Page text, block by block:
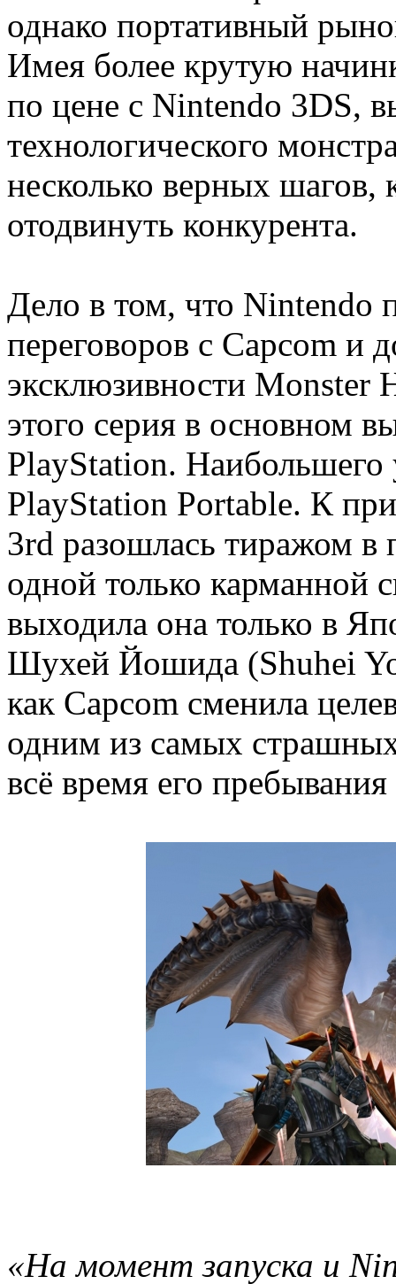
однако портативный
Имея более крутую
по цене с Nintendo 3DS,
технологического
несколько верных
отодвинуть конкурента.
Дело в том, что Nintendo
переговоров с Capcom и
эксклюзивности Monster
этого серия в основном
PlayStation. Наибольшего
PlayStation Portable. К
3rd разошлась тиражом в
одной только карманной
выходила она только в
Шухей Йошида (Shuhei
как Capcom сменила
одним из самых
всё время его пребывания
«На момент запуска и